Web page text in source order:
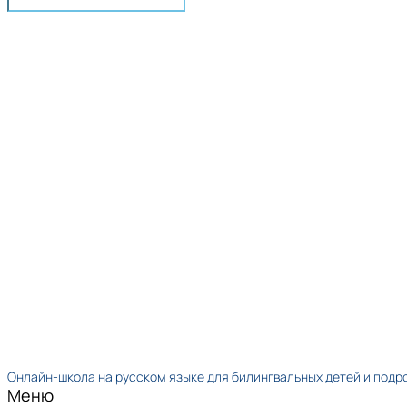
Онлайн-школа на русском языке для билингвальных детей и
Меню